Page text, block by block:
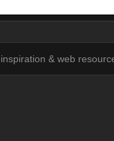
& web